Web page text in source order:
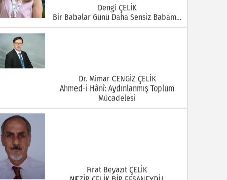
Dengi ÇELİK
Bir Babalar Günü Daha Sensiz Babam…
Dr. Mimar CENGİZ ÇELİK
Ahmed-i Hânî: Aydınlanmış Toplum
Mücadelesi
Fırat Beyazıt ÇELİK